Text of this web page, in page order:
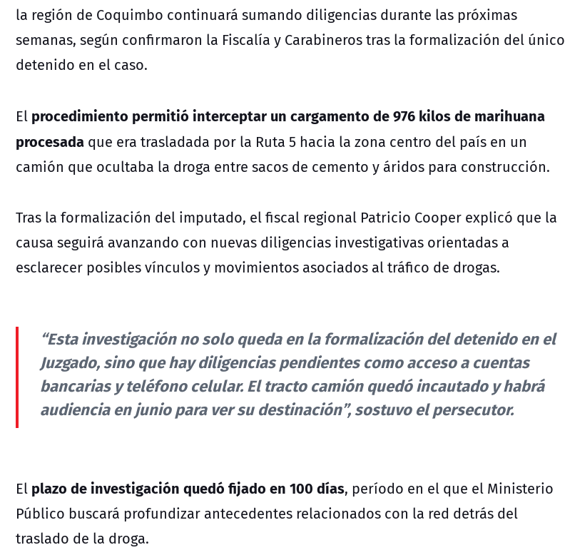
la región de Coquimbo continuará sumando diligencias durante las próximas
semanas, según confirmaron la Fiscalía y Carabineros tras la formalización del único
detenido en el caso.
El procedimiento permitió interceptar un cargamento de 976 kilos de marihuana
procesada que era trasladada por la Ruta 5 hacia la zona centro del país en un
camión que ocultaba la droga entre sacos de cemento y áridos para construcción.
Tras la formalización del imputado, el fiscal regional Patricio Cooper explicó que la
causa seguirá avanzando con nuevas diligencias investigativas orientadas a
esclarecer posibles vínculos y movimientos asociados al tráfico de drogas.
“Esta investigación no solo queda en la formalización del detenido en el
Juzgado, sino que hay diligencias pendientes como acceso a cuentas
bancarias y teléfono celular. El tracto camión quedó incautado y habrá
audiencia en junio para ver su destinación”, sostuvo el persecutor.
El plazo de investigación quedó fijado en 100 días, período en el que el Ministerio
Público buscará profundizar antecedentes relacionados con la red detrás del
traslado de la droga.